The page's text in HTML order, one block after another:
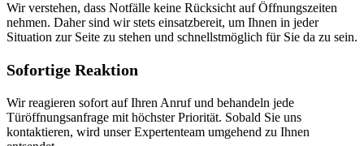
Wir verstehen, dass Notfälle keine Rücksicht auf Öffnungszeiten
nehmen.​ Daher sind wir stets einsatzbereit, um Ihnen in jeder
Situation zur Seite zu stehen und schnellstmöglich für Sie da zu sein.​
Sofortige Reaktion
Wir reagieren sofort auf Ihren Anruf und behandeln jede
Türöffnungsanfrage mit höchster Priorität.​ Sobald Sie uns
kontaktieren, wird unser Expertenteam umgehend zu Ihnen